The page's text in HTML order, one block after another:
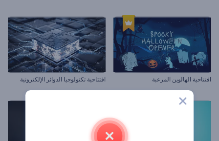
افتتاحية الهالوين المرعبة افتتاحية تكنولوجيا الدوائر الإلكترونية